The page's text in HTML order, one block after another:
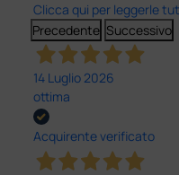
Clicca qui per leggerle
Precedente Successivo
14 Luglio 2026
ottima
Acquirente verificato